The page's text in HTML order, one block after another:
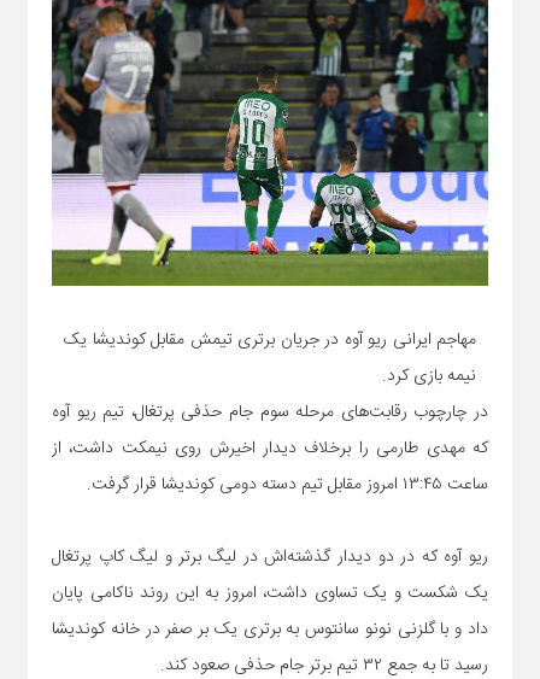
مهاجم ایرانی ریو آوه در جریان برتری تیمش مقابل کوندیشا یک
نیمه بازی کرد.
در چارچوب رقابت‌های مرحله سوم جام حذفی پرتغال، تیم ریو آوه
که مهدی طارمی را برخلاف دیدار اخیرش روی نیمکت داشت، از
ساعت ۱۳:۴۵ امروز مقابل تیم دسته دومی کوندیشا قرار گرفت.
ریو آوه که در دو دیدار گذشته‌اش در لیگ برتر و لیگ کاپ پرتغال
یک شکست و یک تساوی داشت، امروز به این روند ناکامی پایان
داد و با گلزنی نونو سانتوس به برتری یک بر صفر در خانه کوندیشا
رسید تا به جمع ۳۲ تیم برتر جام حذفی صعود کند.